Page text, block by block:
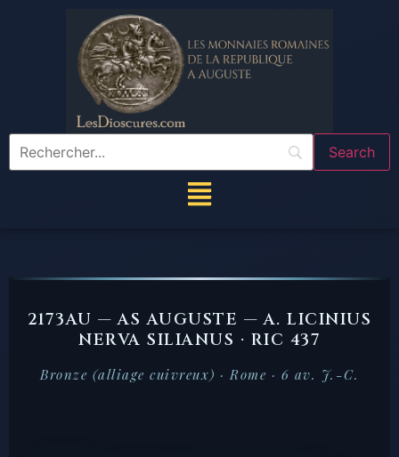
2173AU — AS AUGUSTE — A. LICINIUS
NERVA SILIANUS · RIC 437
Bronze (alliage cuivreux) · Rome · 6 av. J.-C.